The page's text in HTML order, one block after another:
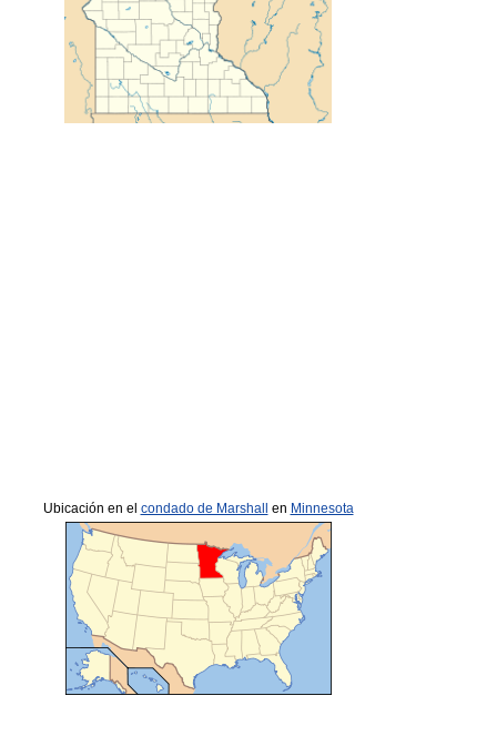
Ubicación en el condado de Marshall en Minnesota